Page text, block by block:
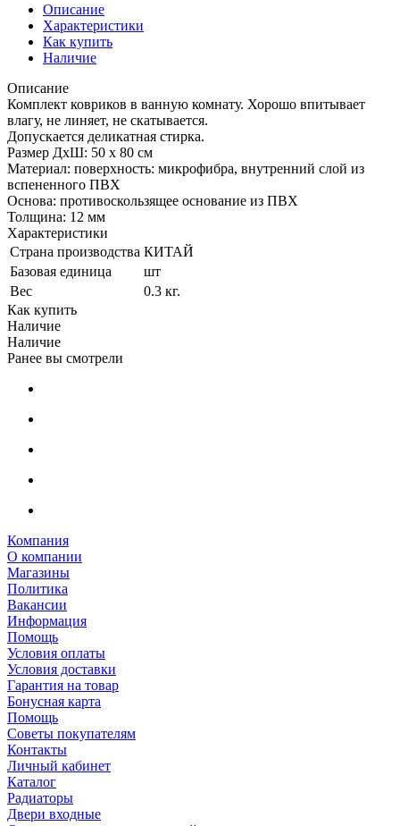
Описание
Характеристики
Как купить
Наличие
Описание
Комплект ковриков в ванную комнату. Хорошо впитывает
влагу, не линяет, не скатывается.
Допускается деликатная стирка.
Размер ДхШ: 50 х 80 см
Материал: поверхность: микрофибра, внутренний слой из
вспененного ПВХ
Основа: противоскользящее основание из ПВХ
Толщина: 12 мм
Характеристики
Страна производства КИТАЙ
Базовая единица
шт
Вес
0.3 кг.
Как купить
Наличие
Наличие
Ранее вы смотрели
Компания
О компании
Магазины
Политика
Вакансии
Информация
Помощь
Условия оплаты
Условия доставки
Гарантия на товар
Бонусная карта
Помощь
Советы покупателям
Контакты
Личный кабинет
Каталог
Радиаторы
Двери входные